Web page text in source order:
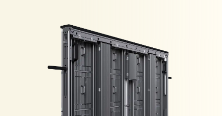
Stadium LED screens offer fans unforgettable